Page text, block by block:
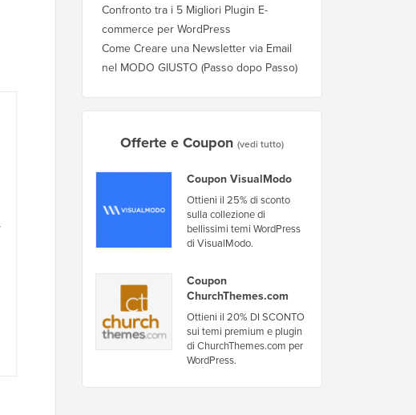
Confronto tra i 5 Migliori Plugin E-
commerce per WordPress
Come Creare una Newsletter via Email
nel MODO GIUSTO (Passo dopo Passo)
Offerte e Coupon (vedi tutto)
Coupon VisualModo
Ottieni il 25% di sconto
sulla collezione di
bellissimi temi WordPress
di VisualModo.
Coupon
ChurchThemes.com
Ottieni il 20% DI SCONTO
sui temi premium e plugin
di ChurchThemes.com per
WordPress.